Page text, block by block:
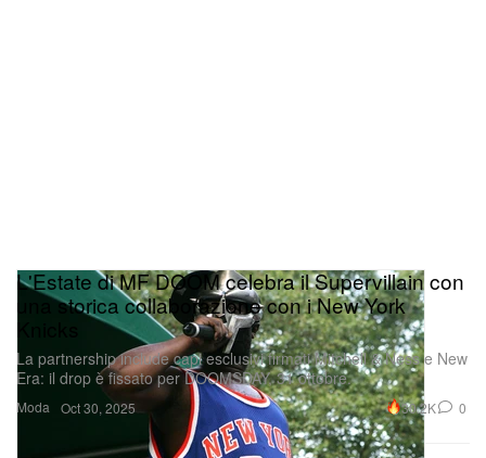
Moda
L'Estate di MF DOOM celebra il Supervillain con
una storica collaborazione con i New York
La partnership include capi esclusivi firmati Mitchell & Ness e New
Era: il drop è fissato per DOOMSDAY, 31 ottobre.
Oct 30, 2025 30.2K 0